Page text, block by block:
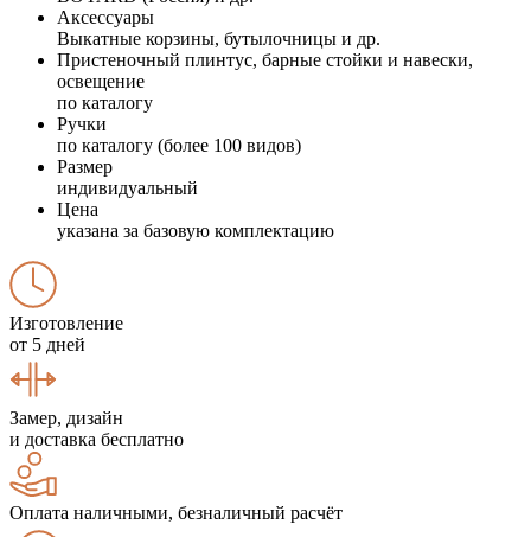
Аксессуары
Выкатные корзины, бутылочницы и др.
Пристеночный плинтус, барные стойки и навески,
освещение
по каталогу
Ручки
по каталогу (более 100 видов)
Размер
индивидуальный
Цена
указана за базовую комплектацию
Изготовление
от 5 дней
Замер, дизайн
и доставка бесплатно
Оплата наличными, безналичный расчёт